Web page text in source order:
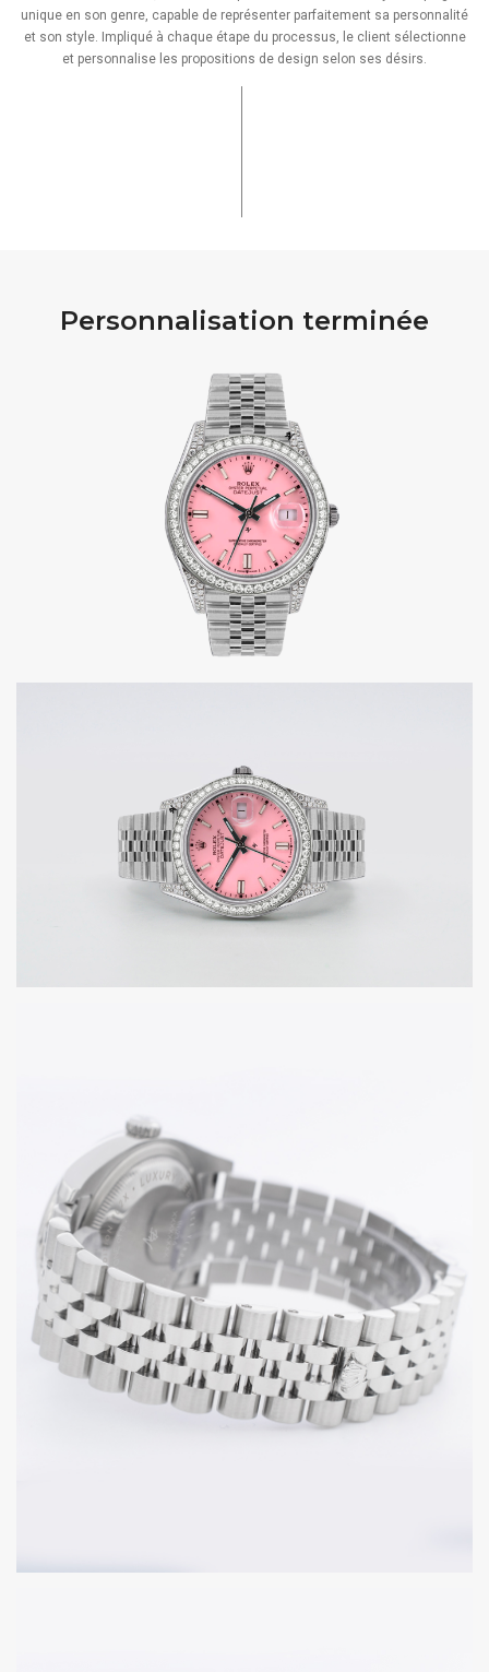
unique en son genre, capable de représenter parfaitement sa personnalité
et son style. Impliqué à chaque étape du processus, le client sélectionne
et personnalise les propositions de design selon ses désirs.
Personnalisation terminée